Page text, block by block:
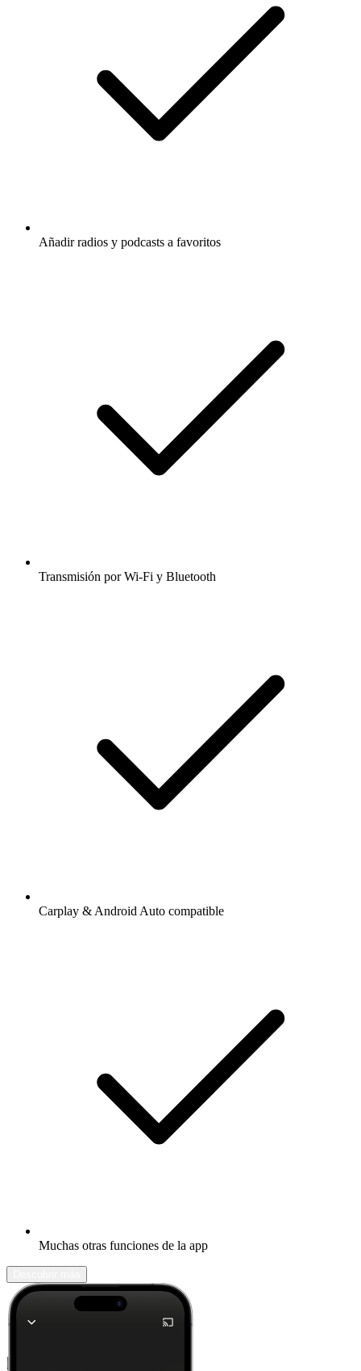
Añadir radios y podcasts a favoritos
Transmisión por Wi-Fi y Bluetooth
Carplay & Android Auto compatible
Muchas otras funciones de la app